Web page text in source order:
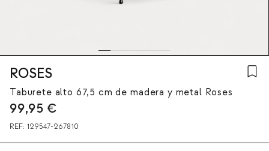
ROSES
Taburete alto 67,5 cm de madera y metal Roses
99,95 €
REF: 129547-267810